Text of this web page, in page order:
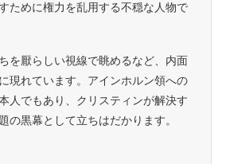
ために権力を乱用する不穏な人物で
を厭らしい視線で眺めるなど、内面
現れています。アインホルン領への
人でもあり、クリスティンが解決す
の黒幕として立ちはだかります。